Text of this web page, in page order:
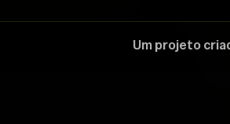
Um projeto